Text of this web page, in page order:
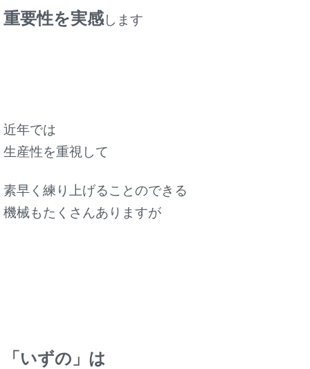
重要性を実感します
近年では
生産性を重視して
素早く練り上げることのできる
機械もたくさんありますが
「いずの」は